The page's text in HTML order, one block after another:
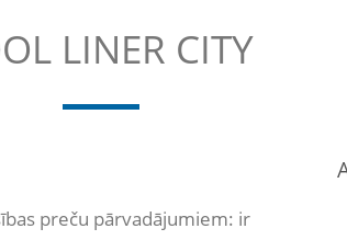
LINER CITY
preču pārvadājumiem: ir